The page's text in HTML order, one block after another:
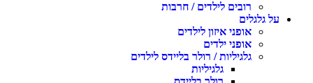
רובים לילדים / חרבות
גלגלים
אופני איזון לילדים
אופני ילדים
גלגיליות / רולר בליידס לילדים
גלגיליות